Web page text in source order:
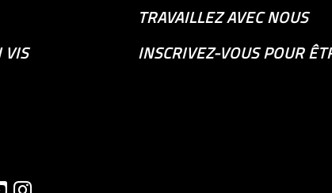
TRAVAILLEZ AVEC NOUS
VIS
INSCRIVEZ-VOUS POUR